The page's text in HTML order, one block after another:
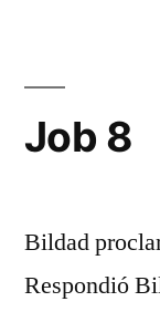
Job 8
Bildad
Respondió